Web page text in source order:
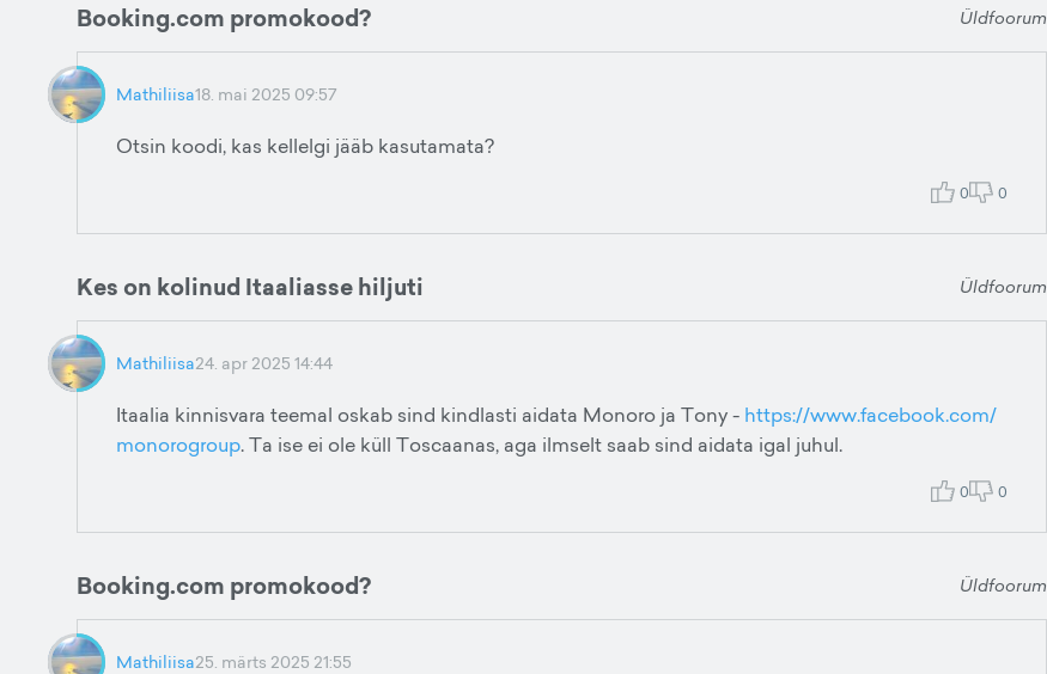
Booking.com promokood? Üldfoorum
Mathiliisa18. mai 2025 09:57
Otsin koodi, kas kellelgi jääb kasutamata?
0 0
Kes on kolinud Itaaliasse hiljuti Üldfoorum
Mathiliisa24. apr 2025 14:44
Itaalia kinnisvara teemal oskab sind kindlasti aidata Monoro ja Tony - https://www.facebook.com/
monorogroup. Ta ise ei ole küll Toscaanas, aga ilmselt saab sind aidata igal juhul.
0 0
Booking.com promokood? Üldfoorum
Mathiliisa25. märts 2025 21:55